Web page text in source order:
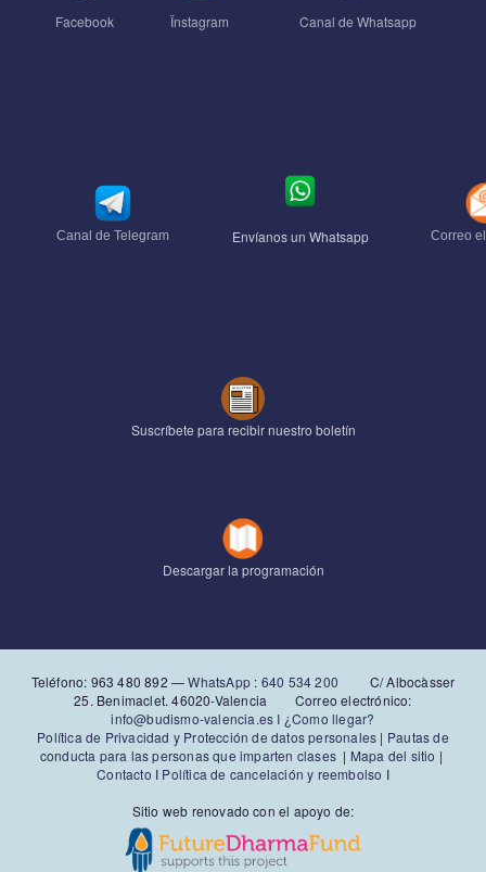
Facebook Ïnstagram Canal de Whatsapp
Canal de Telegram Envíanos un Whatsapp Correo
Suscríbete para recibir nuestro boletín
Descargar la programación
Teléfono: 963 480 892‬ —WhatsApp : 640 534 200 C/ Albocàsser
25. Benimaclet. 46020-Valencia Correo electrónico:
info@budismo-valencia.es I ¿Como llegar?
Política de Privacidad y Protección de datos personales | Pautas de
conducta para las personas que imparten clases| Mapa del sitio |
Contacto I Política de cancelación y reembolso I
Sitio web renovado con el apoyo de: